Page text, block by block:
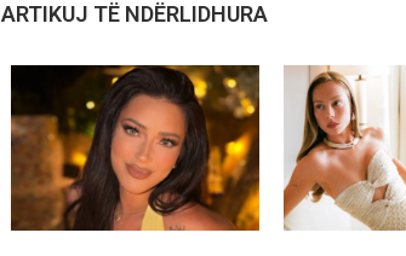
ARTIKUJ TË NDËRLIDHURA